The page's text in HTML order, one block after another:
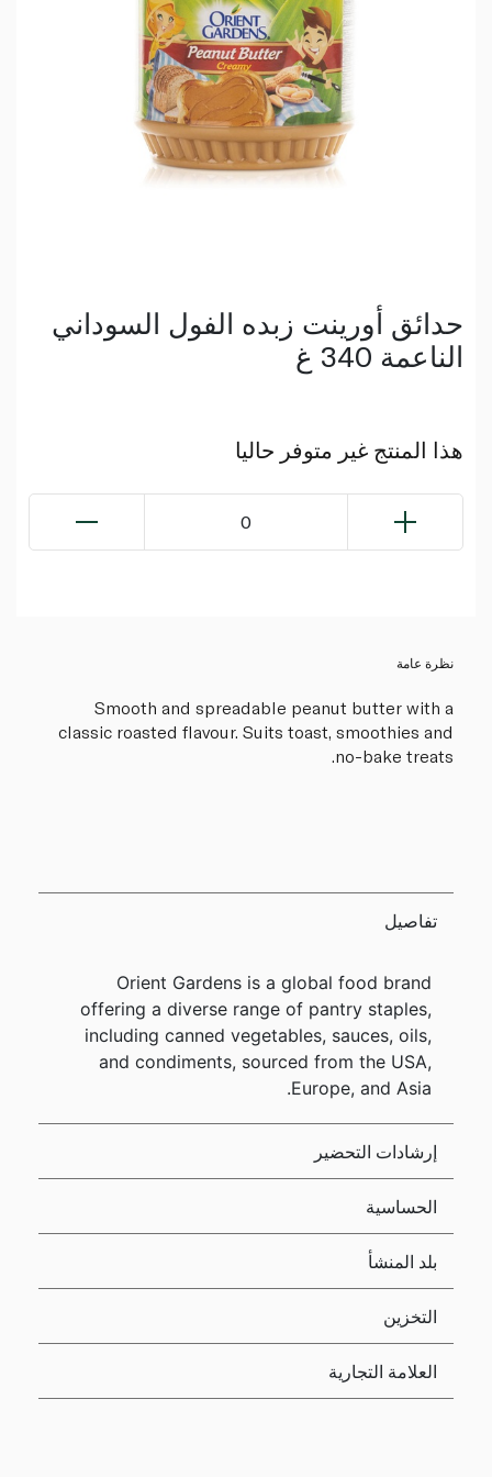
حدائق أورينت زبده الفول السوداني
الناعمة 340 غ
هذا المنتج غير متوفر حاليا
0
نظرة عامة
Smooth and spreadable peanut butter with a
classic roasted flavour. Suits toast, smoothies and
no-bake treats.
تفاصيل
Orient Gardens is a global food brand
offering a diverse range of pantry staples,
including canned vegetables, sauces, oils,
and condiments, sourced from the USA,
Europe, and Asia.
إرشادات التحضير
الحساسية
بلد المنشأ
التخزين
العلامة التجارية